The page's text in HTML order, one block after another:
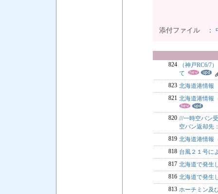
添付ファイル ：
824
（神戸RC6/7
て
823 北海道港情報
821 北海道港情報
820 ///一時空バン
空バン返却先
819 北海道港情報
818 台風２１号に
817 北海道で発生
816 北海道で発生
813 ホーチミン及